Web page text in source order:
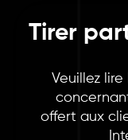
Tirer
Veuillez
offert aux